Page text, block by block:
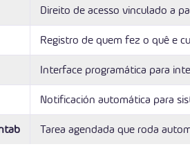
Direito de acesso vinculado a
Registro de quem fez o quê e
Interface programática para
Notificación automática para
Tarea agendada que roda